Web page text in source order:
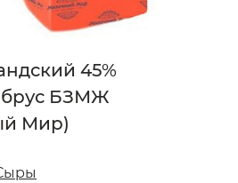
45%
БЗМЖ
Мир)